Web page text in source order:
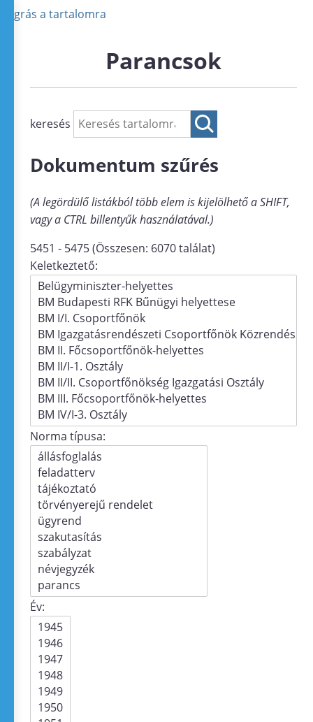
Ugrás a tartalomra
Parancsok
keresés
Dokumentum szűrés
(A legördülő listákból több elem is kijelölhető a SHIFT,
vagy a CTRL billentyűk használatával.)
5451 - 5475 (Összesen: 6070 találat)
Keletkeztető:
Norma típusa:
Év: